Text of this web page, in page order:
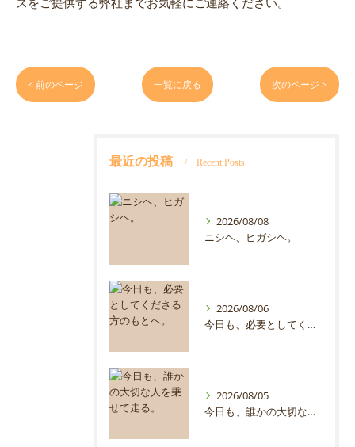
< 前のページ 一覧に戻る 次のページ >
最近の投稿 Recent Posts
2026/08/08
ニシヘ、ヒガシヘ。
2026/08/06
今日も、必要としてくださる方のもとへ。
2026/08/05
今日も、誰かの大切な人を乗せて走る。